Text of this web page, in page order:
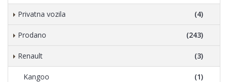
Privatna vozila (4)
Prodano (243)
Renault (3)
Kangoo (1)